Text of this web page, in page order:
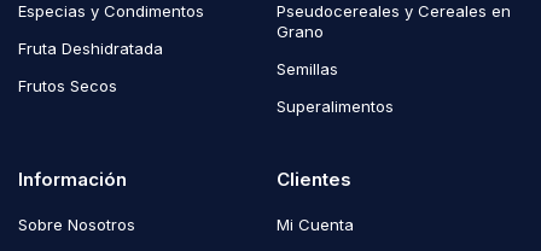
Especias y Condimentos
Fruta Deshidratada
Frutos Secos
Pseudocereales y Cereales en
Grano
Semillas
Superalimentos
Información
Sobre Nosotros
Clientes
Mi Cuenta